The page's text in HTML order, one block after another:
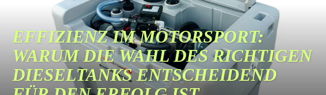
EFFIZIENZ IM MOTORSPORT:
WARUM DIE WAHL DES RICHTIGEN
DIESELTANKS ENTSCHEIDEND